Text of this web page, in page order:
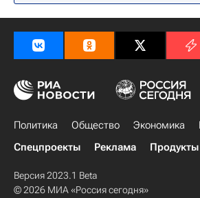
Политика Общество Экономика
Спецпроекты
Реклама
Версия 2023.1 Beta
© 2026 МИА «Россия сегодня»